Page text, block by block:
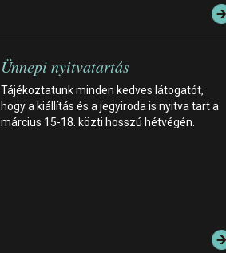
Ünnepi nyitvatartás
Tájékoztatunk minden kedves látogatót,
hogy a kiállítás és a jegyiroda is nyitva tart a
március 15-18. közti hosszú hétvégén.